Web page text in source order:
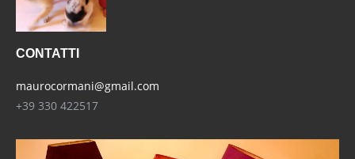
CONTATTI
maurocormani@gmail.com
+39 330 422517